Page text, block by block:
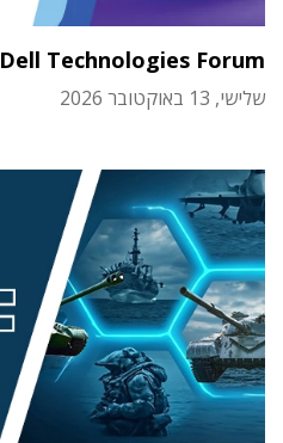
Dell Technologies Forum
שלישי, 13 באוקטובר 2026